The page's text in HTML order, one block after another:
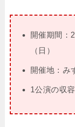
開催期間：
（日）
開催地：み
1公演の収